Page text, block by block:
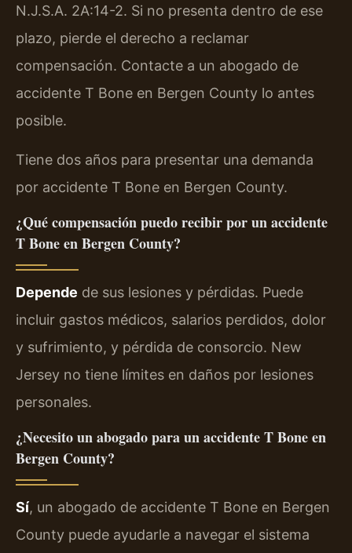
N.J.S.A. 2A:14-2. Si no presenta dentro de ese
plazo, pierde el derecho a reclamar
compensación. Contacte a un abogado de
accidente T Bone en Bergen County lo antes
posible.
Tiene dos años para presentar una demanda
por accidente T Bone en Bergen County.
¿Qué compensación puedo recibir por un accidente
T Bone en Bergen County?
Depende de sus lesiones y pérdidas. Puede
incluir gastos médicos, salarios perdidos, dolor
y sufrimiento, y pérdida de consorcio. New
Jersey no tiene límites en daños por lesiones
personales.
¿Necesito un abogado para un accidente T Bone en
Bergen County?
Sí, un abogado de accidente T Bone en Bergen
County puede ayudarle a navegar el sistema